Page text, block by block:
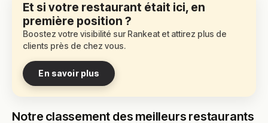
Et si votre restaurant était ici, en
première position ?
Boostez votre visibilité sur Rankeat et attirez plus de
clients près de chez vous.
En savoir plus
Notre classement des meilleurs restaurants